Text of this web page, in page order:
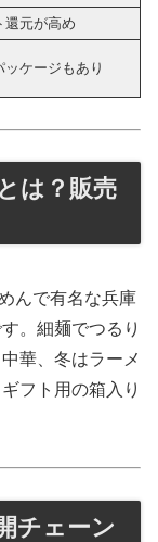
還元が高め
ッケージもあり
は？販売
んで有名な兵庫
。細麺でつるり
華、冬はラーメ
フト用の箱入り
チェーン